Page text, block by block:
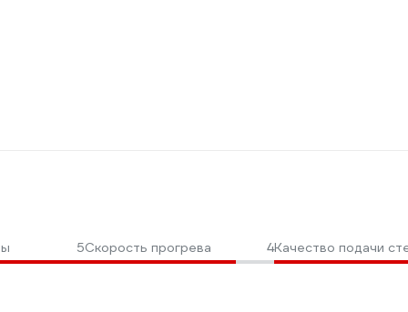
5Скорость прогрева 4Качество подачи